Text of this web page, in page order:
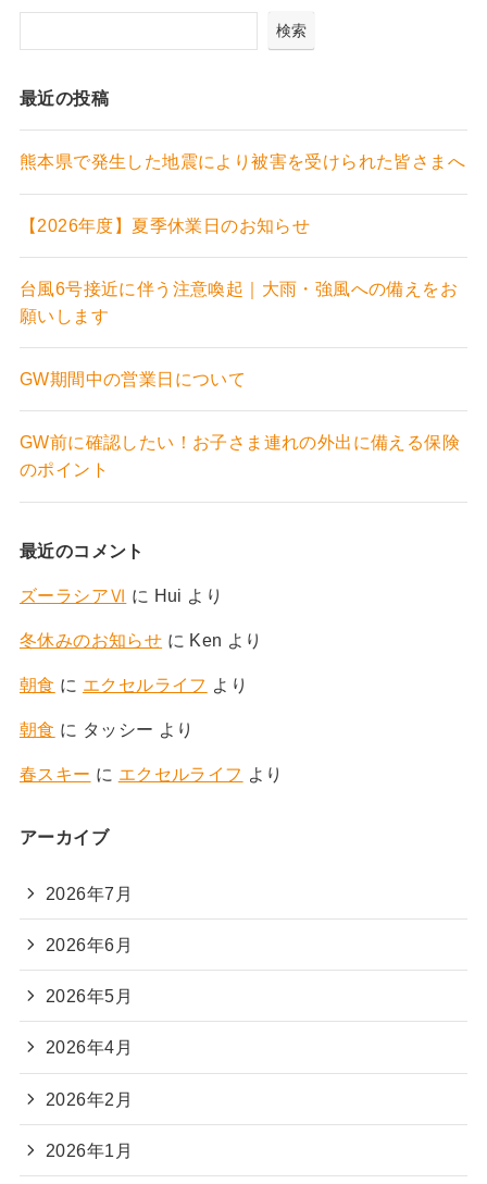
検索
最近の投稿
熊本県で発生した地震により被害を受けられた皆さまへ
【2026年度】夏季休業日のお知らせ
台風6号接近に伴う注意喚起｜大雨・強風への備えをお
願いします
GW期間中の営業日について
GW前に確認したい！お子さま連れの外出に備える保険
のポイント
最近のコメント
ズーラシアⅥ に Hui より
冬休みのお知らせ に Ken より
朝食 に エクセルライフ より
朝食 に タッシー より
春スキー に エクセルライフ より
アーカイブ
2026年7月
2026年6月
2026年5月
2026年4月
2026年2月
2026年1月